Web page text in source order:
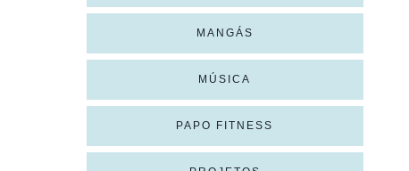
MANGÁS
MÚSICA
PAPO FITNESS